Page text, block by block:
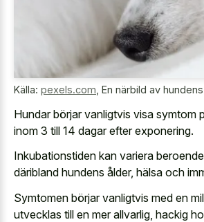
Källa: pexels.com En närbild av
Hundar börjar vanligtvis visa symtom
inom 3 till 14 dagar efter exponering.
Inkubationstiden kan variera
däribland hundens ålder, hälsa och
Symtomen börjar vanligtvis med en
utvecklas till en mer allvarlig, hackig